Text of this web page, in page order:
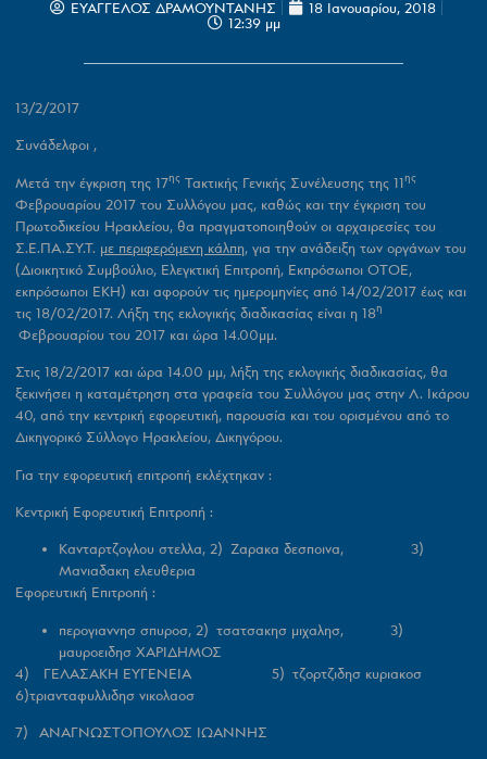
ΕΥΑΓΓΕΛΟΣ ΔΡΑΜΟΥΝΤΑΝΗΣ
18 Ιανουαρίου, 2018
12:39 μμ
13/2/2017
Συνάδελφοι ,
Μετά την έγκριση της 17ης Τακτικής Γενικής Συνέλευσης της 11ης
Φεβρουαρίου 2017 του Συλλόγου μας, καθώς και την έγκριση του
Πρωτοδικείου Ηρακλείου, θα πραγματοποιηθούν οι αρχαιρεσίες του
Σ.Ε.ΠΑ.ΣΥ.Τ. με περιφερόμενη κάλπη, για την ανάδειξη των οργάνων του
(Διοικητικό Συμβούλιο, Ελεγκτική Επιτροπή, Εκπρόσωποι ΟΤΟΕ,
εκπρόσωποι ΕΚΗ) και αφορούν τις ημερομηνίες από 14/02/2017 έως και
τις 18/02/2017. Λήξη της εκλογικής διαδικασίας είναι η 18η
Φεβρουαρίου του 2017 και ώρα 14.00μμ.
Στις 18/2/2017 και ώρα 14.00 μμ, λήξη της εκλογικής διαδικασίας, θα
ξεκινήσει η καταμέτρηση στα γραφεία του Συλλόγου μας στην Λ. Ικάρου
40, από την κεντρική εφορευτική, παρουσία και του ορισμένου από το
Δικηγορικό Σύλλογο Ηρακλείου, Δικηγόρου.
Για την εφορευτική επιτροπή εκλέχτηκαν :
Κεντρική Εφορευτική Επιτροπή :
Κανταρτζογλου στελλα, 2) Ζαρακα δεσποινα, 3)
Μανιαδακη ελευθερια
Εφορευτική Επιτροπή :
περογιαννησ σπυροσ, 2) τσατσακησ μιχαλησ, 3)
μαυροειδησ ΧΑΡΙΔΗΜΟΣ
4) ΓΕΛΑΣΑΚΗ ΕΥΓΕΝΕΙΑ 5) τζορτζιδησ κυριακοσ
6)τριανταφυλλιδησ νικολαοσ
7) ΑΝΑΓΝΩΣΤΟΠΟΥΛΟΣ ΙΩΑΝΝΗΣ